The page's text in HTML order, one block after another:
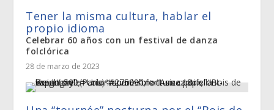
Tener la misma cultura, hablar el
propio idioma
Celebrar 60 años con un festival de danza
folclórica
28 de marzo de 2023